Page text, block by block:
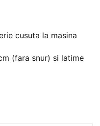
cusuta la masina
(fara snur) si latime